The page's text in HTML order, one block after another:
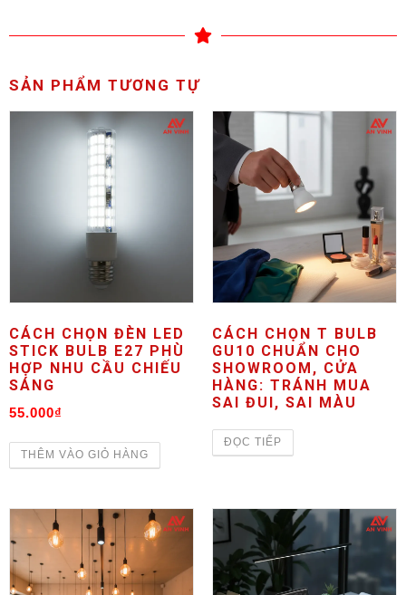
SẢN PHẨM TƯƠNG TỰ
CÁCH CHỌN ĐÈN LED
STICK BULB E27 PHÙ
HỢP NHU CẦU CHIẾU
SÁNG
55.000₫
THÊM VÀO GIỎ HÀNG
CÁCH CHỌN T BULB
GU10 CHUẨN CHO
SHOWROOM, CỬA
HÀNG: TRÁNH MUA
SAI ĐUI, SAI MÀU
ĐỌC TIẾP